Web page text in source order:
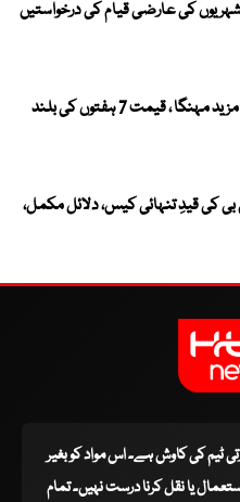
شہریوں کی عارضی قیام کی درخواستیں
عالمی مارکیٹ میں سونا مزید مہنگا ، قیمت 7 ہفتوں کی بلند
بی کی قیدِ تنہائی کیس، دلائل مکمل،
ٹیم کی کاوش ہے۔ اس مواد کو بغیر
یا نقل کرنا درست نہیں۔ تمام